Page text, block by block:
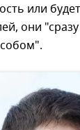
или
они